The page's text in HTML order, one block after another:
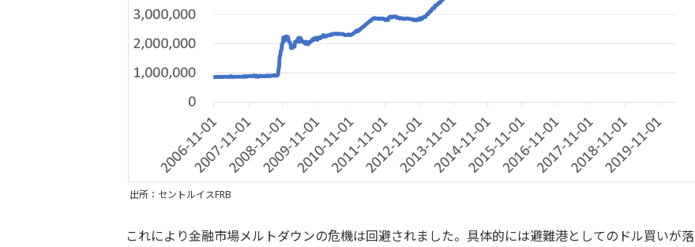
出所：セントルイスFRB
これにより金融市場メルトダウンの危機は回避されました。具体的には避難港としてのドル買いが落